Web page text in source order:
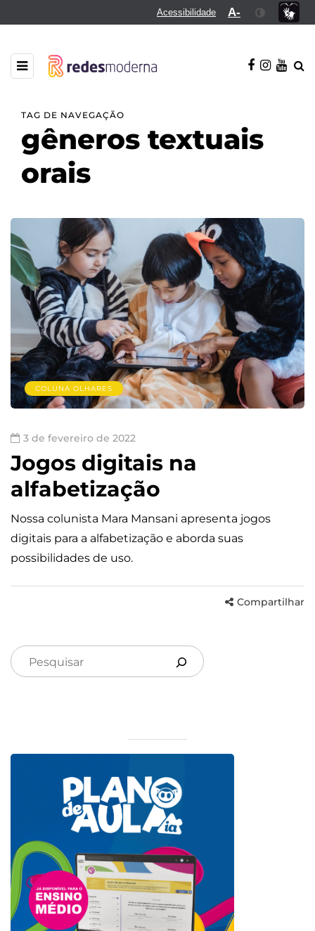
Acessibilidade A-
TAG DE NAVEGAÇÃO
gêneros textuais
orais
COLUNA OLHARES
3 de fevereiro de 2022
Jogos digitais na
alfabetização
Nossa colunista Mara Mansani apresenta jogos
digitais para a alfabetização e aborda suas
possibilidades de uso.
Compartilhar